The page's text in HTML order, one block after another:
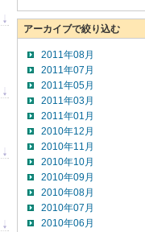
アーカイブで絞り込む
2011年08月
2011年07月
2011年05月
2011年03月
2011年01月
2010年12月
2010年11月
2010年10月
2010年09月
2010年08月
2010年07月
2010年06月